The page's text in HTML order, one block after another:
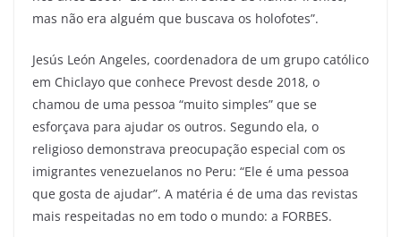
mas não era alguém que buscava os holofotes”.
Jesús León Angeles, coordenadora de um grupo católico
em Chiclayo que conhece Prevost desde 2018, o
chamou de uma pessoa “muito simples” que se
esforçava para ajudar os outros. Segundo ela, o
religioso demonstrava preocupação especial com os
imigrantes venezuelanos no Peru: “Ele é uma pessoa
que gosta de ajudar”. A matéria é de uma das revistas
mais respeitadas no em todo o mundo: a FORBES.